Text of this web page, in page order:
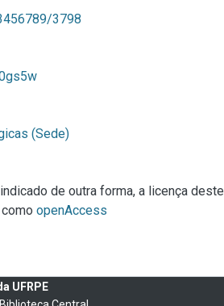
3798
(Sede)
de outra forma, a licença deste
openAccess
UFRPE